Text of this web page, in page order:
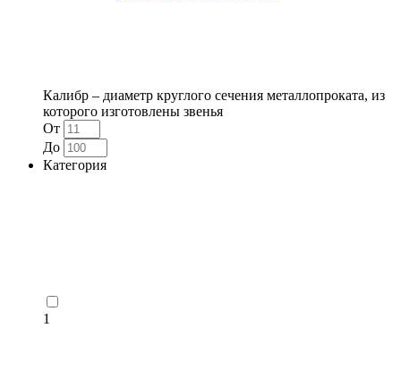
Калибр – диаметр круглого сечения металлопроката, из
которого изготовлены звенья
От
До
Категория
1